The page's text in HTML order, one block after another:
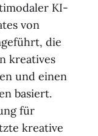
KI-
von
die
kreatives
und einen
basiert.
für
kreative